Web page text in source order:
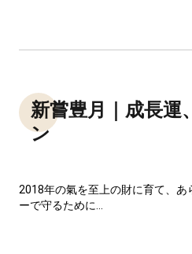
新嘗豊月｜成長
ン
2018年の氣を至上の財に育て、
ーで守るために...